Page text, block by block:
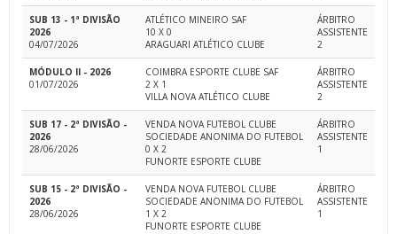
SUB 13 - 1ª DIVISÃO
2026
04/07/2026
ATLÉTICO MINEIRO SAF
10 X 0
ARAGUARI ATLÉTICO CLUBE
ÁRBITRO
ASSISTENTE
2
MÓDULO II - 2026
01/07/2026
COIMBRA ESPORTE CLUBE SAF
2 X 1
VILLA NOVA ATLÉTICO CLUBE
ÁRBITRO
ASSISTENTE
2
SUB 17 - 2ª DIVISÃO -
2026
28/06/2026
VENDA NOVA FUTEBOL CLUBE
SOCIEDADE ANONIMA DO FUTEBOL
0 X 2
FUNORTE ESPORTE CLUBE
ÁRBITRO
ASSISTENTE
1
SUB 15 - 2ª DIVISÃO -
2026
28/06/2026
VENDA NOVA FUTEBOL CLUBE
SOCIEDADE ANONIMA DO FUTEBOL
1 X 2
FUNORTE ESPORTE CLUBE
ÁRBITRO
ASSISTENTE
1